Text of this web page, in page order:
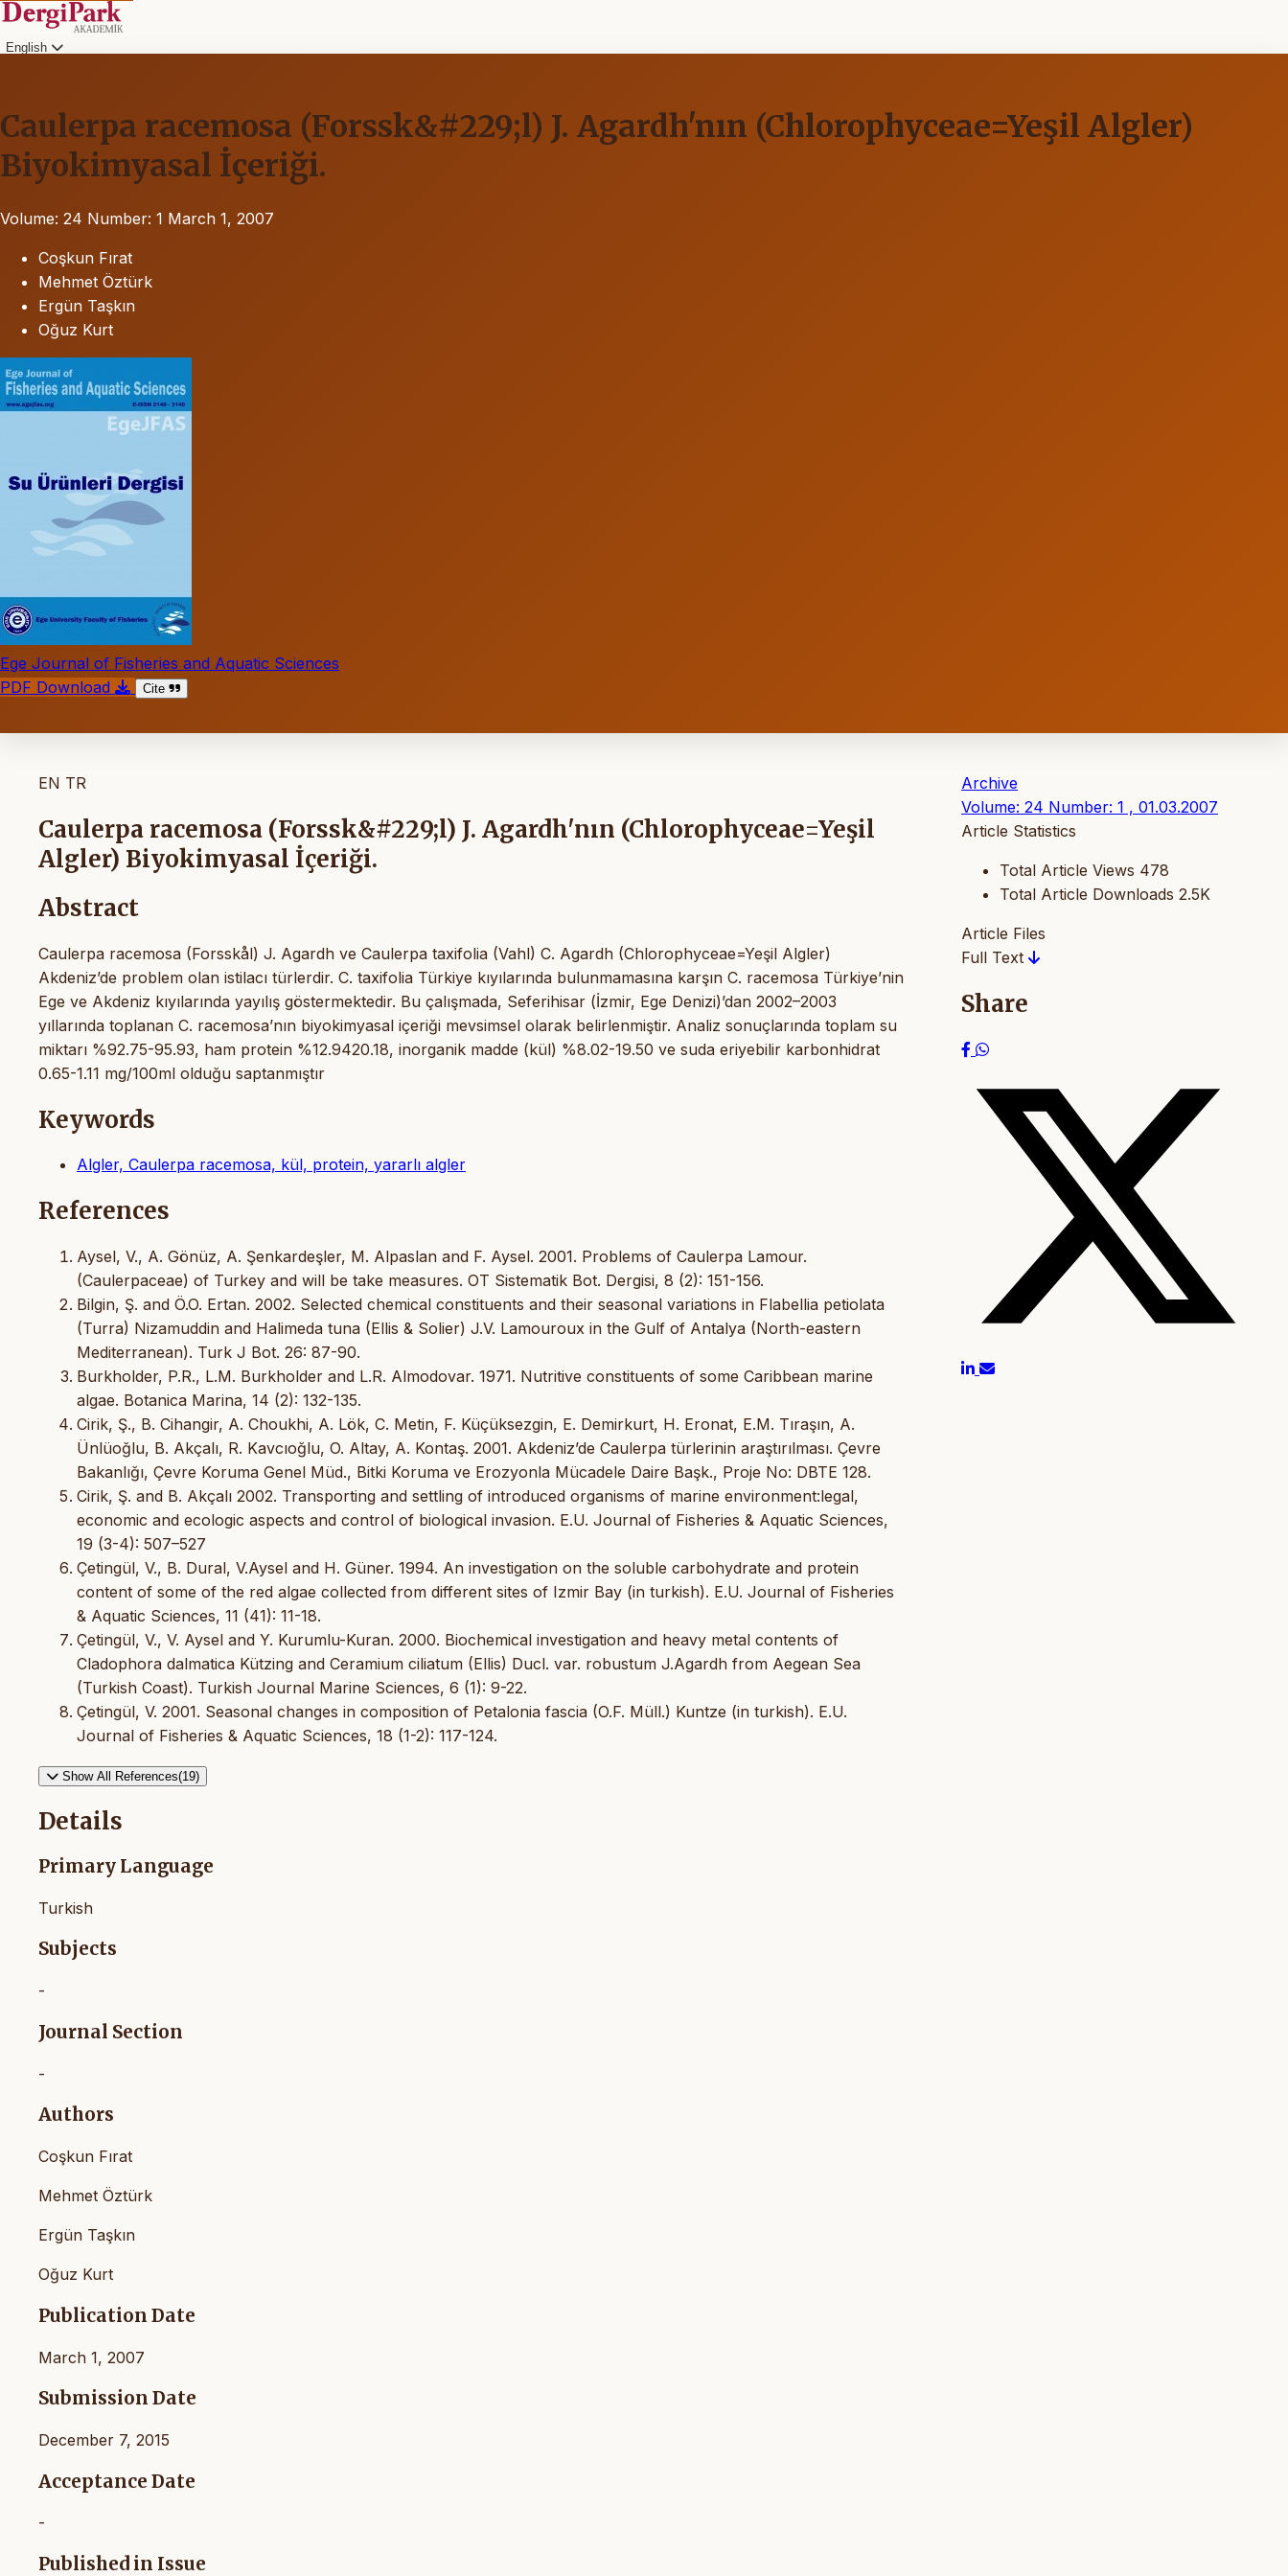
English
Caulerpa racemosa (Forssk&#229;l) J. Agardh'nın (Chlorophyceae=Yeşil Algler)
Biyokimyasal İçeriği.
Volume: 24 Number: 1 March 1, 2007
Coşkun Fırat
Mehmet Öztürk
Ergün Taşkın
Oğuz Kurt
Ege Journal of Fisheries and Aquatic Sciences
PDF Download
Cite
EN TR
Caulerpa racemosa (Forssk&#229;l) J. Agardh'nın (Chlorophyceae=Yeşil
Algler) Biyokimyasal İçeriği.
Abstract
Caulerpa racemosa (Forsskål) J. Agardh ve Caulerpa taxifolia (Vahl) C. Agardh (Chlorophyceae=Yeşil Algler)
Akdeniz’de problem olan istilacı türlerdir. C. taxifolia Türkiye kıyılarında bulunmamasına karşın C. racemosa Türkiye’nin
Ege ve Akdeniz kıyılarında yayılış göstermektedir. Bu çalışmada, Seferihisar (İzmir, Ege Denizi)’dan 2002–2003
yıllarında toplanan C. racemosa’nın biyokimyasal içeriği mevsimsel olarak belirlenmiştir. Analiz sonuçlarında toplam su
miktarı %92.75-95.93, ham protein %12.9420.18, inorganik madde (kül) %8.02-19.50 ve suda eriyebilir karbonhidrat
0.65-1.11 mg/100ml olduğu saptanmıştır
Keywords
Algler, Caulerpa racemosa, kül, protein, yararlı algler
References
Aysel, V., A. Gönüz, A. Şenkardeşler, M. Alpaslan and F. Aysel. 2001. Problems of Caulerpa Lamour.
(Caulerpaceae) of Turkey and will be take measures. OT Sistematik Bot. Dergisi, 8 (2): 151-156.
Bilgin, Ş. and Ö.O. Ertan. 2002. Selected chemical constituents and their seasonal variations in Flabellia petiolata
(Turra) Nizamuddin and Halimeda tuna (Ellis & Solier) J.V. Lamouroux in the Gulf of Antalya (North-eastern
Mediterranean). Turk J Bot. 26: 87-90.
Burkholder, P.R., L.M. Burkholder and L.R. Almodovar. 1971. Nutritive constituents of some Caribbean marine
algae. Botanica Marina, 14 (2): 132-135.
Cirik, Ş., B. Cihangir, A. Choukhi, A. Lök, C. Metin, F. Küçüksezgin, E. Demirkurt, H. Eronat, E.M. Tıraşın, A.
Ünlüoğlu, B. Akçalı, R. Kavcıoğlu, O. Altay, A. Kontaş. 2001. Akdeniz’de Caulerpa türlerinin araştırılması. Çevre
Bakanlığı, Çevre Koruma Genel Müd., Bitki Koruma ve Erozyonla Mücadele Daire Başk., Proje No: DBTE 128.
Cirik, Ş. and B. Akçalı 2002. Transporting and settling of introduced organisms of marine environment:legal,
economic and ecologic aspects and control of biological invasion. E.U. Journal of Fisheries & Aquatic Sciences,
19 (3-4): 507–527
Çetingül, V., B. Dural, V.Aysel and H. Güner. 1994. An investigation on the soluble carbohydrate and protein
content of some of the red algae collected from different sites of Izmir Bay (in turkish). E.U. Journal of Fisheries
& Aquatic Sciences, 11 (41): 11-18.
Çetingül, V., V. Aysel and Y. Kurumlu-Kuran. 2000. Biochemical investigation and heavy metal contents of
Cladophora dalmatica Kützing and Ceramium ciliatum (Ellis) Ducl. var. robustum J.Agardh from Aegean Sea
(Turkish Coast). Turkish Journal Marine Sciences, 6 (1): 9-22.
Çetingül, V. 2001. Seasonal changes in composition of Petalonia fascia (O.F. Müll.) Kuntze (in turkish). E.U.
Journal of Fisheries & Aquatic Sciences, 18 (1-2): 117-124.
Show All References(19)
Details
Primary Language
Turkish
Subjects
-
Journal Section
-
Authors
Coşkun Fırat
Mehmet Öztürk
Ergün Taşkın
Oğuz Kurt
Publication Date
March 1, 2007
Submission Date
December 7, 2015
Acceptance Date
-
Published in Issue
Archive
Volume: 24 Number: 1 , 01.03.2007
Article Statistics
Total Article Views 478
Total Article Downloads 2.5K
Article Files
Full Text
Share